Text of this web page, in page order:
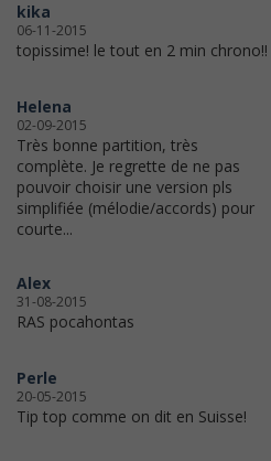
kika
06-11-2015
topissime! le tout en 2 min chrono!!
Helena
02-09-2015
Très bonne partition, très
complète. Je regrette de ne pas
pouvoir choisir une version pls
simplifiée (mélodie/accords) pour
courte...
Alex
31-08-2015
RAS pocahontas
Perle
20-05-2015
Tip top comme on dit en Suisse!